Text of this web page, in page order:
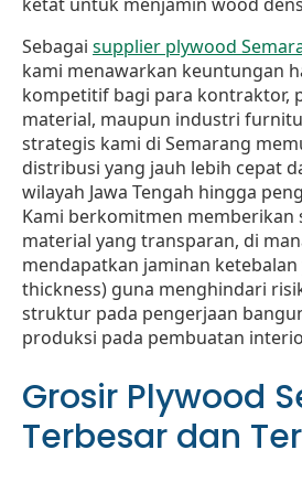
Sebagai supplier plywood
kami menawarkan keuntungan
kompetitif bagi para kontraktor,
material, maupun industri
strategis kami di Semarang
distribusi yang jauh lebih cepat
wilayah Jawa Tengah hingga
Kami berkomitmen memberikan
material yang transparan, di
mendapatkan jaminan
thickness) guna menghindari
struktur pada pengerjaan
produksi pada pembuatan
Grosir Plywood
Terbesar dan